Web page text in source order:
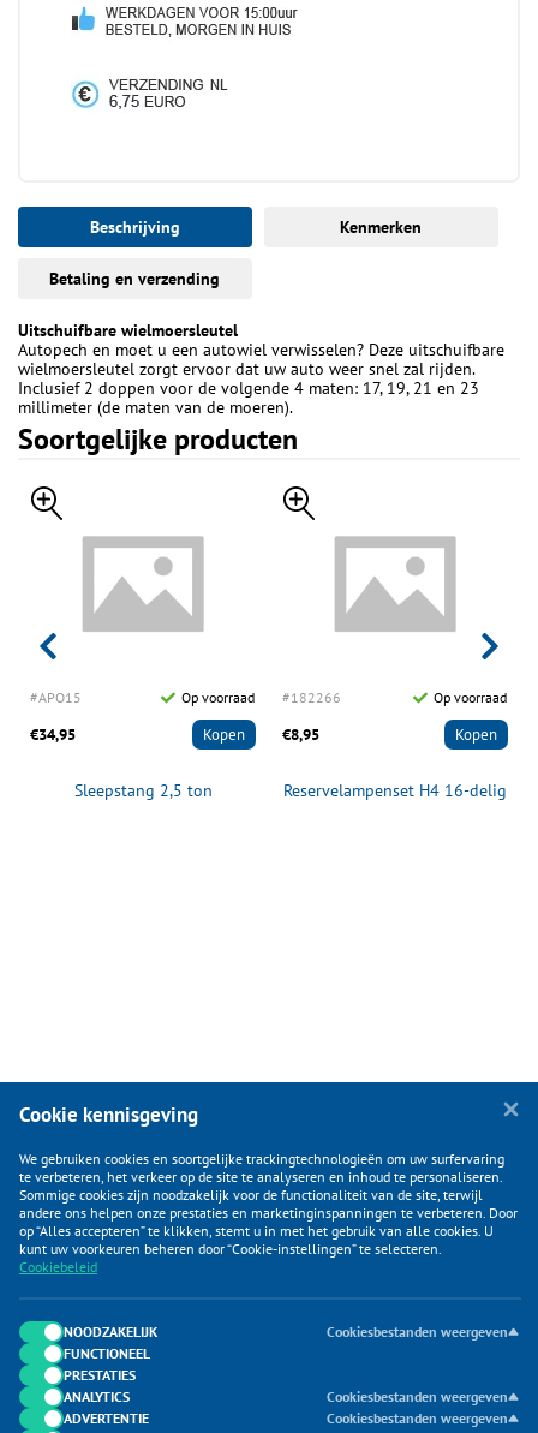
Beschrijving Kenmerken
Betaling en verzending
Uitschuifbare wielmoersleutel
Autopech en moet u een autowiel verwisselen? Deze uitschuifbare
wielmoersleutel zorgt ervoor dat uw auto weer snel zal rijden.
Inclusief 2 doppen voor de volgende 4 maten: 17, 19, 21 en 23
millimeter (de maten van de moeren).
Soortgelijke producten
#APO15 Op voorraad
€34,95 Kopen
Sleepstang 2,5 ton
#182266 Op voorraad
€8,95 Kopen
Reservelampenset H4 16-delig
KLANTENSERVICE
CATEGORIEËN
DUIJVELAAR E-COMMERCE
CONTACTEN
Cookie kennisgeving
We gebruiken cookies en soortgelijke trackingtechnologieën om uw surfervaring
te verbeteren, het verkeer op de site te analyseren en inhoud te personaliseren.
Sommige cookies zijn noodzakelijk voor de functionaliteit van de site, terwijl
andere ons helpen onze prestaties en marketinginspanningen te verbeteren. Door
op “Alles accepteren” te klikken, stemt u in met het gebruik van alle cookies. U
kunt uw voorkeuren beheren door “Cookie-instellingen” te selecteren.
Cookiebeleid
NOODZAKELIJK
Cookiesbestanden weergeven
FUNCTIONEEL
PRESTATIES
ANALYTICS
Cookiesbestanden weergeven
ADVERTENTIE
Cookiesbestanden weergeven